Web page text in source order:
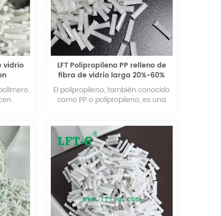
vidrio
de
de
la
los
en
LFT Polipropileno PP relleno de
fibra de vidrio larga 20%-60%
resina termoplástica de alto
rendimiento
El polipropileno, también conocido
como PP o polipropileno, es una
con buena resistencia al calor.
Otras características del PP
incluyen: resistencia química,
elasticidad, tenacidad, resistencia a
la fatiga y capacidad de
aislamiento eléctrico.